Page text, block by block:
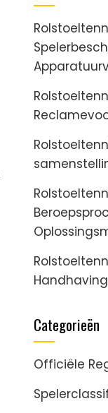
Categorieën
Officiële